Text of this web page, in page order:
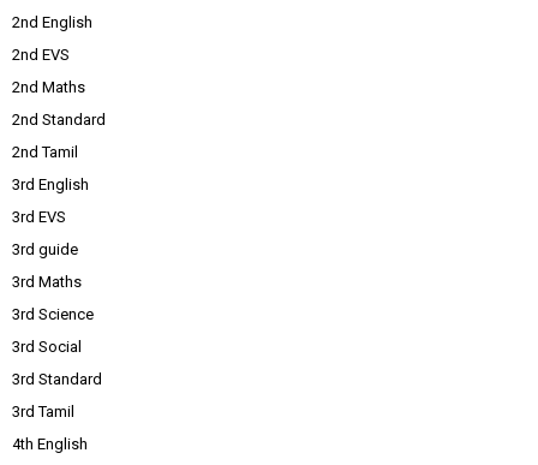
2nd English
2nd EVS
2nd Maths
2nd Standard
2nd Tamil
3rd English
3rd EVS
3rd guide
3rd Maths
3rd Science
3rd Social
3rd Standard
3rd Tamil
4th English